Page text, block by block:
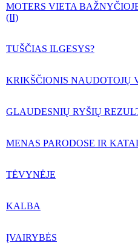
MOTERS VIETA
(II)
TUŠČIAS ILGESYS?
KRIKŠČIONIS NAUDOTOJŲ
GLAUDESNIŲ RYŠIŲ
MENAS PARODOSE IR
TĖVYNĖJE
KALBA
ĮVAIRYBĖS